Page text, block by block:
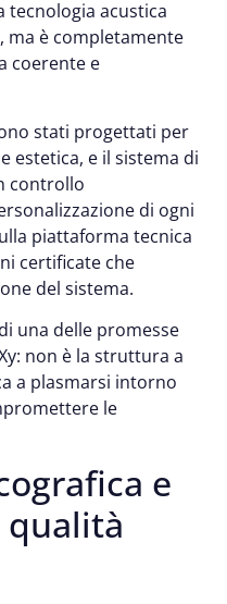
acustica
ma è completamente
coerente e
stati progettati per
estetica, e il sistema di
controllo
di ogni
piattaforma tecnica
certificate che
del sistema.
una delle promesse
non è la struttura a
a plasmarsi intorno
le
e
qualità